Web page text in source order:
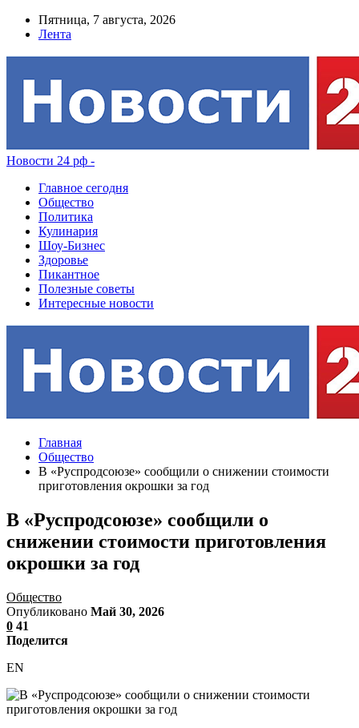
Пятница, 7 августа, 2026
Лента
Новости 24 рф -
Главное сегодня
Общество
Политика
Кулинария
Шоу-Бизнес
Здоровье
Пикантное
Полезные советы
Интересные новости
Главная
Общество
В «Руспродсоюзе» сообщили о снижении стоимости
приготовления окрошки за год
В «Руспродсоюзе» сообщили о
снижении стоимости приготовления
окрошки за год
Общество
Опубликовано Май 30, 2026
0 41
Поделится
EN